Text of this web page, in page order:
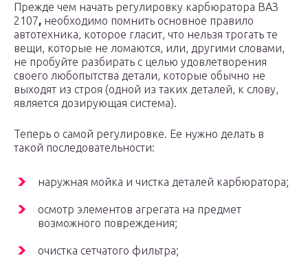
Прежде чем начать регулировку карбюратора ВАЗ
2107, необходимо помнить основное правило
автотехника, которое гласит, что нельзя трогать те
вещи, которые не ломаются, или, другими словами,
не пробуйте разбирать с целью удовлетворения
своего любопытства детали, которые обычно не
выходят из строя (одной из таких деталей, к слову,
является дозирующая система).
Теперь о самой регулировке. Ее нужно делать в
такой последовательности:
наружная мойка и чистка деталей карбюратора;
осмотр элементов агрегата на предмет
возможного повреждения;
очистка сетчатого фильтра;